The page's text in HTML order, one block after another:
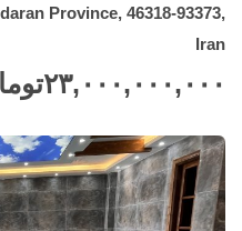
Province, 46318-93373,
Iran
۲۳,۰۰۰,۰۰۰,۰۰۰